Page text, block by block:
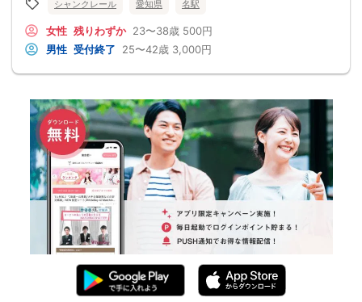
シャンクレール 愛知県 名駅
女性 残りわずか 23〜38歳 500円
男性 受付終了 25〜42歳 3,000円